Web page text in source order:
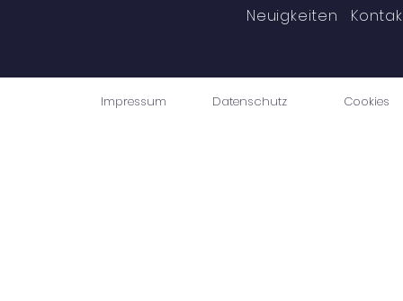
in Vlotho
Neuigkeiten
Impressum Datenschutz Cookies